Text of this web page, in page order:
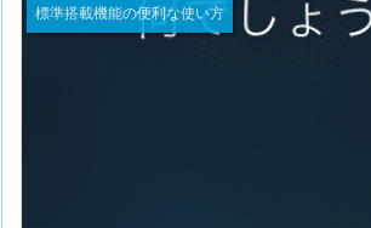
標準搭載機能の便利な使い方